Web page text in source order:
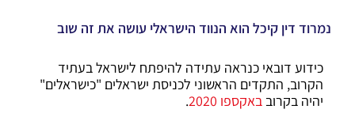
נמרוד דין קיכל הוא הנווד הישראלי עושה את זה שוב
כידוע דובאי כנראה עתידה להיפתח לישראל בעתיד
הקרוב, התקדים הראשוני לכניסת ישראלים "כישראלים"
יהיה בקרוב באקספו 2020 .